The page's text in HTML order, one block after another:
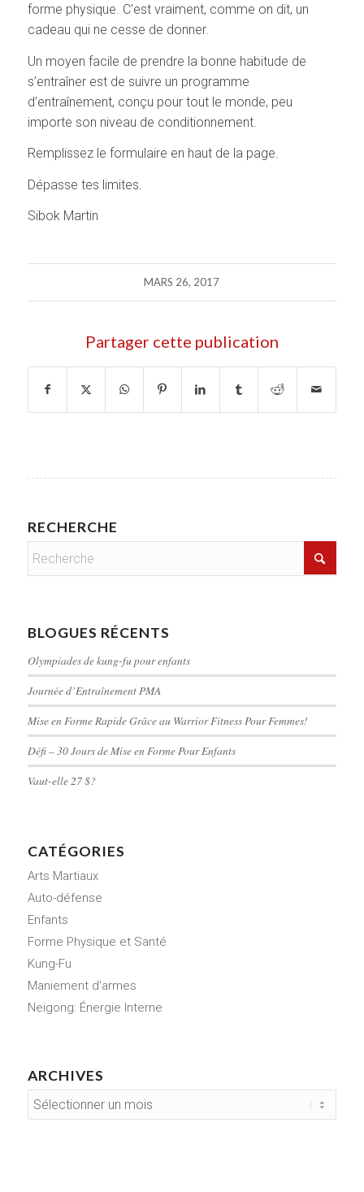
forme physique. C’est vraiment, comme on dit, un
cadeau qui ne cesse de donner.
Un moyen facile de prendre la bonne habitude de
s’entraîner est de suivre un programme
d’entraînement, conçu pour tout le monde, peu
importe son niveau de conditionnement.
Remplissez le formulaire en haut de la page.
Dépasse tes limites.
Sibok Martin
MARS 26, 2017
Partager cette publication
RECHERCHE
BLOGUES RÉCENTS
Olympiades de kung-fu pour enfants
Journée d’Entraînement PMA
Mise en Forme Rapide Grâce au Warrior Fitness Pour Femmes!
Défi – 30 Jours de Mise en Forme Pour Enfants
Vaut-elle 27 $?
CATÉGORIES
Arts Martiaux
Auto-défense
Enfants
Forme Physique et Santé
Kung-Fu
Maniement d'armes
Neigong: Énergie Interne
ARCHIVES